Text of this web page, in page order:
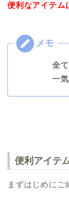
便利なアイテム
全
一
便利アイテ
まずはじめにご